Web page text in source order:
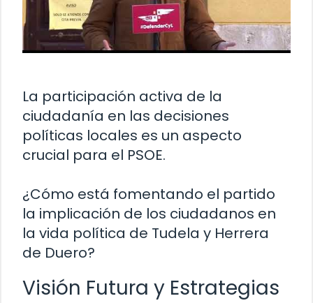
La participación activa de la
ciudadanía en las decisiones
políticas locales es un aspecto
crucial para el PSOE.
¿Cómo está fomentando el partido
la implicación de los ciudadanos en
la vida política de Tudela y Herrera
de Duero?
Visión Futura y Estrategias